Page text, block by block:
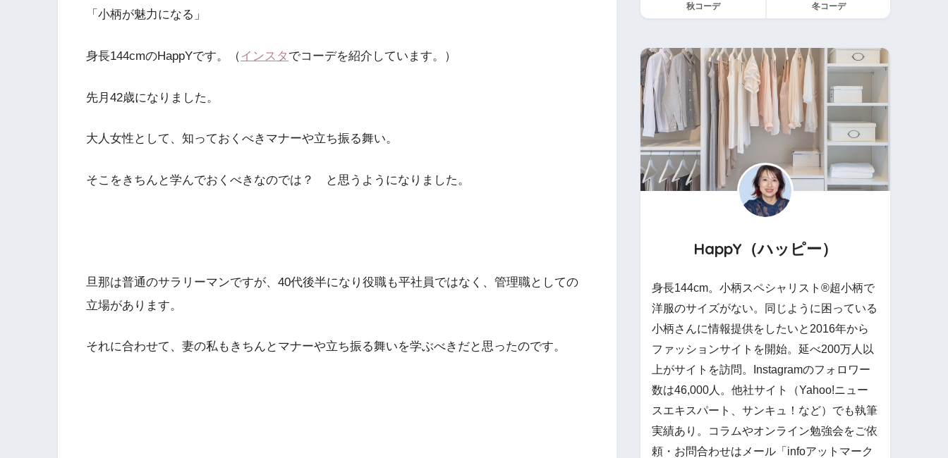
「小柄が魅力になる」
身長144cmのHappYです。（インスタ でコーデを紹介しています。）
先月42歳になりました。
大人女性として、知っておくべきマナーや立ち振る舞い。
そこをきちんと学んでおくべきなのでは？ と思うようになりました。
旦那は普通のサラリーマンですが、40代後半になり役職も平社員ではなく、管理職としての
立場があります。
それに合わせて、妻の私もきちんとマナーや立ち振る舞いを学ぶべきだと思ったのです。
秋コーデ 冬コーデ
HappY（ハッピー）
身長144cm。小柄スペシャリスト®︎超小柄で
洋服のサイズがない。同じように困っている
小柄さんに情報提供をしたいと2016年から
ファッションサイトを開始。延べ200万人以
上がサイトを訪問。Instagramのフォロワー
数は46,000人。他社サイト（Yahoo!ニュー
スエキスパート、サンキュ！など）でも執筆
実績あり。コラムやオンライン勉強会をご依
頼・お問合わせはメール「infoアットマーク